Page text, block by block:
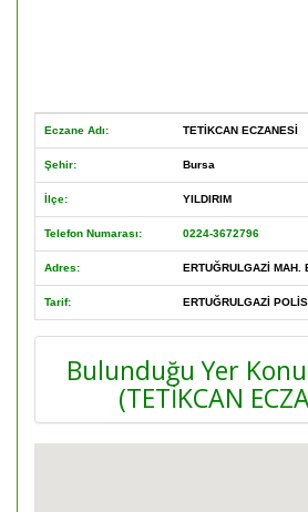
Eczane Adı: TETİKCAN ECZANESİ
Şehir: Bursa
İlçe: YILDIRIM
Telefon Numarası: 0224-3672796
Adres: ERTUĞRULGAZİ MAH.
Tarif: ERTUĞRULGAZİ
Bulunduğu Yer
(TETİKCAN